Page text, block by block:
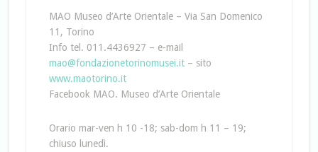
MAO Museo d’Arte Orientale – Via San Domenico
11, Torino
Info tel. 011.4436927 – e-mail
mao@fondazionetorinomusei.it– sito
www.maotorino.it
Facebook MAO. Museo d’Arte Orientale
Orario mar-ven h 10 -18; sab-dom h 11 – 19;
chiuso lunedì.